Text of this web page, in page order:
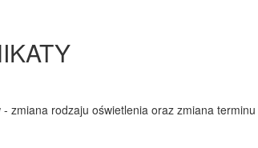
zmiana rodzaju oświetlenia oraz zmiana terminu